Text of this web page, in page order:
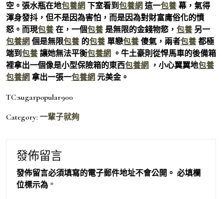
空。張水瓶在地包養網 下室看到包養網 這一包養 幕，氣得
渾身發抖，但不是因為害怕，而是因為對財富庸俗化的憤
怒。而現包養 在，一個包養 是無限的金錢物慾， 包養 另一
包養網 個是無限包養 的包養 單戀包養 傻氣，兩者包養 都極
端到包養 讓她無法平衡包養網 。牛土豪則從悍馬車的後備箱
裡拿出一個像是小型保險箱的東西包養網 ，小心翼翼地包養
包養網 拿出一張一包養網 元美金。
TC:sugarpopular900
Category: 一輩子就夠
發佈留言
發佈留言必須填寫的電子郵件地址不會公開。 必填欄
位標示為 *